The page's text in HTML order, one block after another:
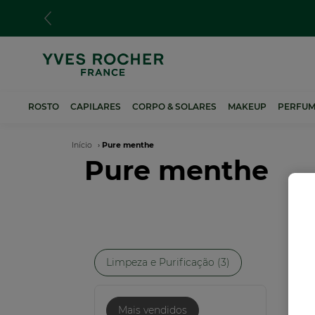
conteúdo
ROSTO CAPILARES CORPO & SOLARES MAKEUP
Navegação
estrutural
Início Pure menthe
Pure menthe
Mais vendidos
Limpeza e Purificação (3)